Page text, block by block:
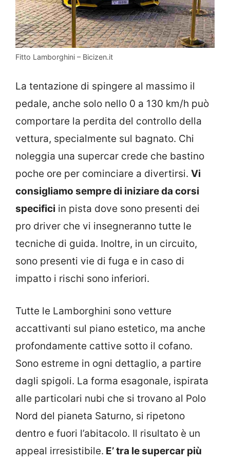
Fitto Lamborghini – Bicizen.it
La tentazione di spingere al massimo il
pedale, anche solo nello 0 a 130 km/h può
comportare la perdita del controllo della
vettura, specialmente sul bagnato. Chi
noleggia una supercar crede che bastino
poche ore per cominciare a divertirsi. Vi
consigliamo sempre di iniziare da corsi
specifici in pista dove sono presenti dei
pro driver che vi insegneranno tutte le
tecniche di guida. Inoltre, in un circuito,
sono presenti vie di fuga e in caso di
impatto i rischi sono inferiori.
Tutte le Lamborghini sono vetture
accattivanti sul piano estetico, ma anche
profondamente cattive sotto il cofano.
Sono estreme in ogni dettaglio, a partire
dagli spigoli. La forma esagonale, ispirata
alle particolari nubi che si trovano al Polo
Nord del pianeta Saturno, si ripetono
dentro e fuori l’abitacolo. Il risultato è un
appeal irresistibile. E’ tra le supercar più